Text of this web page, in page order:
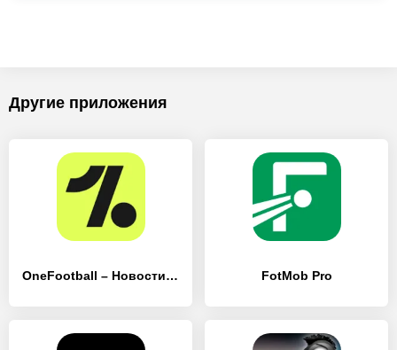
Другие приложения
OneFootball – Новости Футбола FotMob Pro